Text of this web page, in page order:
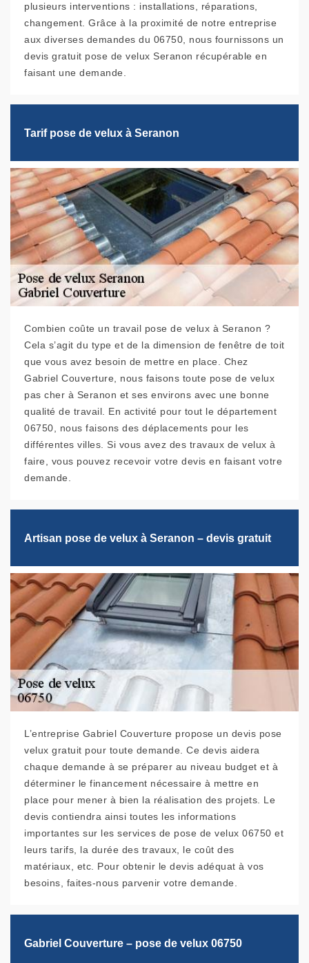
plusieurs interventions : installations, réparations,
changement. Grâce à la proximité de notre entreprise
aux diverses demandes du 06750, nous fournissons un
devis gratuit pose de velux Seranon récupérable en
faisant une demande.
Tarif pose de velux à Seranon
Combien coûte un travail pose de velux à Seranon ?
Cela s’agit du type et de la dimension de fenêtre de toit
que vous avez besoin de mettre en place. Chez
Gabriel Couverture, nous faisons toute pose de velux
pas cher à Seranon et ses environs avec une bonne
qualité de travail. En activité pour tout le département
06750, nous faisons des déplacements pour les
différentes villes. Si vous avez des travaux de velux à
faire, vous pouvez recevoir votre devis en faisant votre
demande.
Artisan pose de velux à Seranon – devis gratuit
L’entreprise Gabriel Couverture propose un devis pose
velux gratuit pour toute demande. Ce devis aidera
chaque demande à se préparer au niveau budget et à
déterminer le financement nécessaire à mettre en
place pour mener à bien la réalisation des projets. Le
devis contiendra ainsi toutes les informations
importantes sur les services de pose de velux 06750 et
leurs tarifs, la durée des travaux, le coût des
matériaux, etc. Pour obtenir le devis adéquat à vos
besoins, faites-nous parvenir votre demande.
Gabriel Couverture – pose de velux 06750